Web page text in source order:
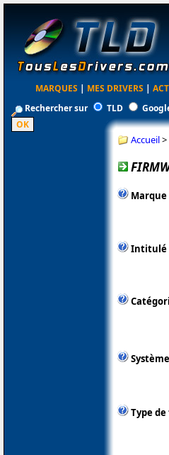
MARQUES | MES DRIVERS |
Rechercher sur
TLD
Accueil>
Marque
Intitulé
Type